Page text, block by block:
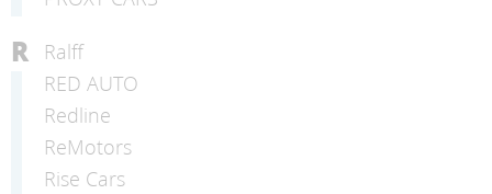
R
Ralff
RED AUTO
Redline
ReMotors
Rise Cars